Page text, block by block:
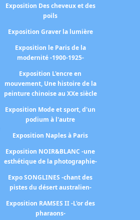
Exposition Des cheveux et des
poils
Exposition Graver la lumière
Exposition le Paris de la
modernité -1900-1925-
Exposition L'encre en
mouvement, Une histoire de la
peinture chinoise au XXe siècle
Exposition Mode et sport, d'un
podium à l'autre
Exposition Naples à Paris
Exposition NOIR&BLANC -une
esthétique de la photographie-
Expo SONGLINES -chant des
pistes du désert australien-
Exposition RAMSES II -L'or des
pharaons-